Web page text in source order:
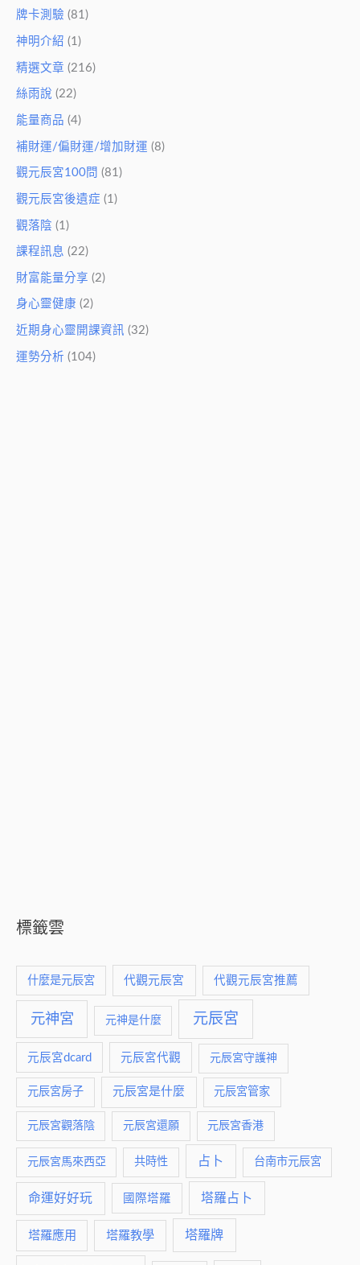
牌卡測驗 (81)
神明介紹 (1)
精選文章 (216)
絲雨說 (22)
能量商品 (4)
補財運/偏財運/增加財運 (8)
觀元辰宮100問 (81)
觀元辰宮後遺症 (1)
觀落陰 (1)
課程訊息 (22)
財富能量分享 (2)
身心靈健康 (2)
近期身心靈開課資訊 (32)
運勢分析 (104)
標籤雲
什麼是元辰宮 代觀元辰宮 代觀元辰宮推薦
元神宮 元神是什麼 元辰宮
元辰宮dcard 元辰宮代觀 元辰宮守護神
元辰宮房子 元辰宮是什麼 元辰宮管家
元辰宮觀落陰 元辰宮還願 元辰宮香港
元辰宮馬來西亞 共時性 占卜 台南市元辰宮
命運好好玩 國際塔羅 塔羅占卜
塔羅應用 塔羅教學 塔羅牌